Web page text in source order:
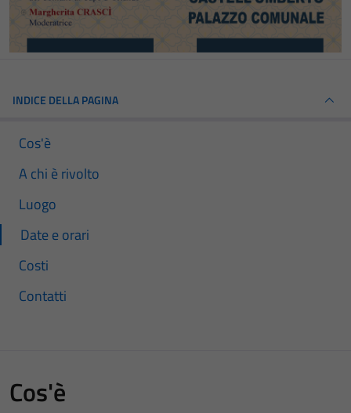
INDICE DELLA PAGINA
Cos'è
A chi è rivolto
Luogo
Date e orari
Costi
Contatti
Cos'è